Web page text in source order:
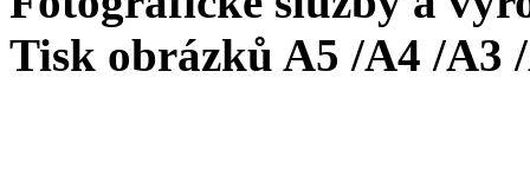
Tisk obrázků A5 /A4 /A3